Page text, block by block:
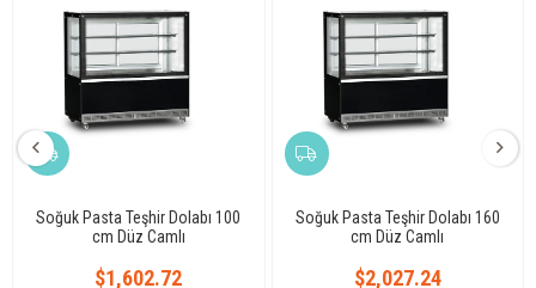
Soğuk Pasta Teşhir Dolabı 100
cm Düz Camlı
$1,602.72
Soğuk Pasta Teşhir Dolabı 160
cm Düz Camlı
$2,027.24